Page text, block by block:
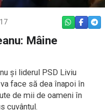
WHATSAPP
Mâine
şi liderul PSD Liviu
face să dea înapoi în
de mii de oameni în
cuvântul.